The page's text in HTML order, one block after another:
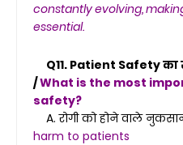
constantly evolving,
essential.
Q11. Patient Safety का
/What is the most
safety?
A. रोगी को होने वाले
harm to patients